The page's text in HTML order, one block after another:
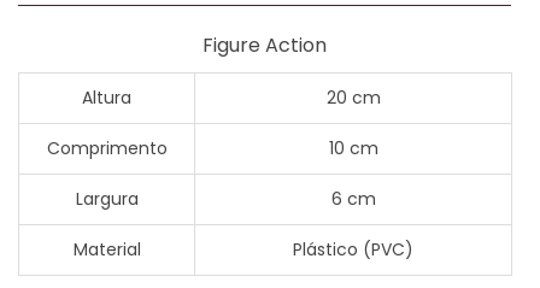
Figure Action
Altura 20 cm
Comprimento 10 cm
Largura 6 cm
Material Plástico (PVC)